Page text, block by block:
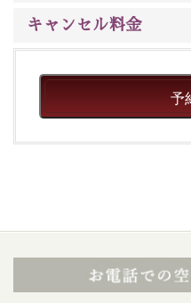
上諏訪温泉“しんゆ”なら
清らかな源泉、自然の恵
るお部屋、 大人のたしな
癒される宿で贅沢に幸せ
さい。
キャンセル料金
予